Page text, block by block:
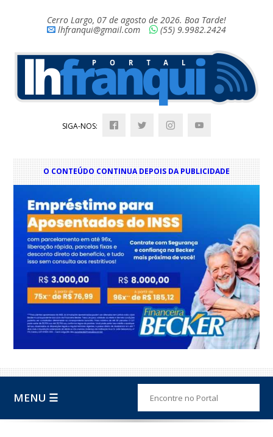
Cerro Largo, 07 de agosto de 2026. Boa Tarde!
lhfranqui@gmail.com
(55) 9.9982.2424
SIGA-NOS:
O CONTEÚDO CONTINUA DEPOIS DA PUBLICIDADE
MENU ☰